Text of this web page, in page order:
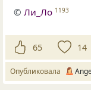
©Ли_Ло 1193
65 14
Опубликовала